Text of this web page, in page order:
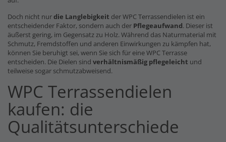
Doch nicht nurdie Langlebigkeit der WPC Terrassendielen ist ein
entscheidender Faktor, sondern auch der Pflegeaufwand. Dieser ist
äußerst gering, im Gegensatz zu Holz. Während das Naturmaterial mit
Schmutz, Fremdstoffen und anderen Einwirkungen zu kämpfen hat,
können Sie beruhigt sei, wenn Sie sich für eine WPC Terrasse
entscheiden. Die Dielen sind verhältnismäßig pflegeleicht und
teilweise sogar schmutzabweisend.
WPC Terrassendielen
kaufen: die
Qualitätsunterschiede